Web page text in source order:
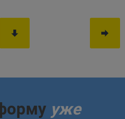
уже